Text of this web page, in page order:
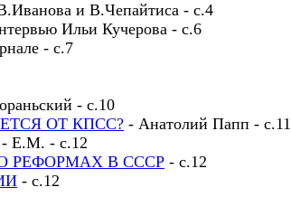
и В.Чепайтиса - с.4
Ильи Кучерова - с.6
- с.7
- с.10
ОТ КПСС? - Анатолий Папп - с.11
- Е.М. - с.12
РЕФОРМАХ В СССР - с.12
- с.12